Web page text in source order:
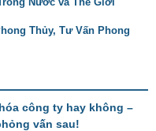
công ty hay không –
vấn sau!